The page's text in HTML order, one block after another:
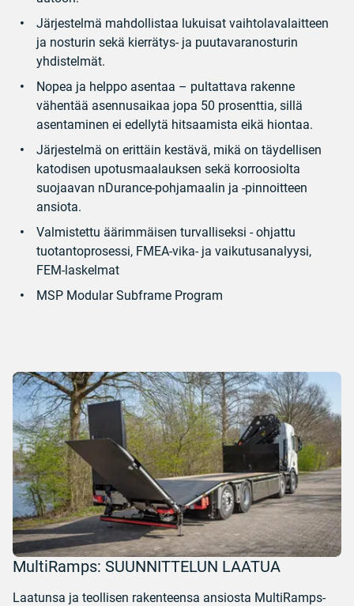
Järjestelmä mahdollistaa lukuisat vaihtolavalaitteen
ja nosturin sekä kierrätys- ja puutavaranosturin
yhdistelmät.
Nopea ja helppo asentaa – pultattava rakenne
vähentää asennusaikaa jopa 50 prosenttia, sillä
asentaminen ei edellytä hitsaamista eikä hiontaa.
Järjestelmä on erittäin kestävä, mikä on täydellisen
katodisen upotusmaalauksen sekä korroosiolta
suojaavan nDurance-pohjamaalin ja -pinnoitteen
ansiota.
Valmistettu äärimmäisen turvalliseksi - ohjattu
tuotantoprosessi, FMEA-vika- ja vaikutusanalyysi,
FEM-laskelmat
MSP Modular Subframe Program
MultiRamps: SUUNNITTELUN LAATUA
Laatunsa ja teollisen rakenteensa ansiosta MultiRamps-